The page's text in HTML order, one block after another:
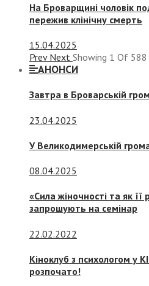
На Броварщині чоловік
пережив клінічну смерть
15.04.2025
Prev Next Showing 1 Of 588
АНОНСИ
Завтра в Броварській
23.04.2025
У Великодимерській
08.04.2025
«Сила жіночності та як
запрошують на семінар
22.02.2022
Кіноклуб з психологом у
розпочато!